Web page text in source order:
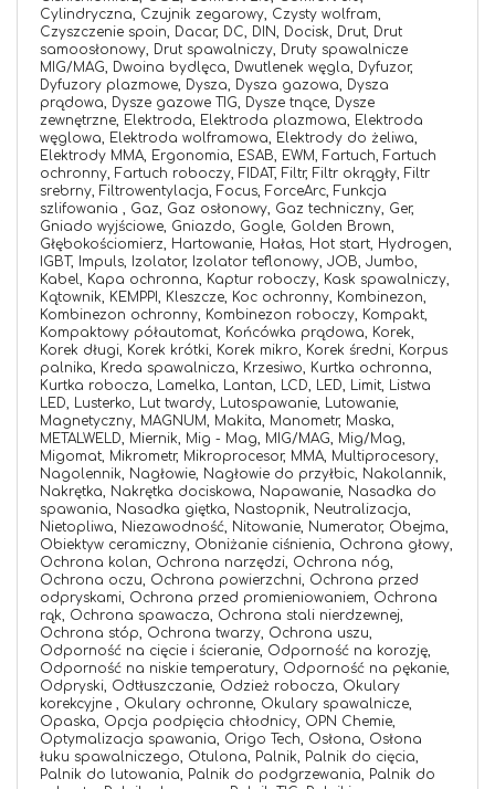
Cylindryczna, Czujnik zegarowy, Czysty wolfram,
Czyszczenie spoin, Dacar, DC, DIN, Docisk, Drut, Drut
samoosłonowy, Drut spawalniczy, Druty spawalnicze
MIG/MAG, Dwoina bydlęca, Dwutlenek węgla, Dyfuzor,
Dyfuzory plazmowe, Dysza, Dysza gazowa, Dysza
prądowa, Dysze gazowe TIG, Dysze tnące, Dysze
zewnętrzne, Elektroda, Elektroda plazmowa, Elektroda
węglowa, Elektroda wolframowa, Elektrody do żeliwa,
Elektrody MMA, Ergonomia, ESAB, EWM, Fartuch, Fartuch
ochronny, Fartuch roboczy, FIDAT, Filtr, Filtr okrągły, Filtr
srebrny, Filtrowentylacja, Focus, ForceArc, Funkcja
szlifowania , Gaz, Gaz osłonowy, Gaz techniczny, Ger,
Gniado wyjściowe, Gniazdo, Gogle, Golden Brown,
Głębokościomierz, Hartowanie, Hałas, Hot start, Hydrogen,
IGBT, Impuls, Izolator, Izolator teflonowy, JOB, Jumbo,
Kabel, Kapa ochronna, Kaptur roboczy, Kask spawalniczy,
Kątownik, KEMPPI, Kleszcze, Koc ochronny, Kombinezon,
Kombinezon ochronny, Kombinezon roboczy, Kompakt,
Kompaktowy półautomat, Końcówka prądowa, Korek,
Korek długi, Korek krótki, Korek mikro, Korek średni, Korpus
palnika, Kreda spawalnicza, Krzesiwo, Kurtka ochronna,
Kurtka robocza, Lamelka, Lantan, LCD, LED, Limit, Listwa
LED, Lusterko, Lut twardy, Lutospawanie, Lutowanie,
Magnetyczny, MAGNUM, Makita, Manometr, Maska,
METALWELD, Miernik, Mig - Mag, MIG/MAG, Mig/Mag,
Migomat, Mikrometr, Mikroprocesor, MMA, Multiprocesory,
Nagolennik, Nagłowie, Nagłowie do przyłbic, Nakolannik,
Nakrętka, Nakrętka dociskowa, Napawanie, Nasadka do
spawania, Nasadka giętka, Nastopnik, Neutralizacja,
Nietopliwa, Niezawodność, Nitowanie, Numerator, Obejma,
Obiektyw ceramiczny, Obniżanie ciśnienia, Ochrona głowy,
Ochrona kolan, Ochrona narzędzi, Ochrona nóg,
Ochrona oczu, Ochrona powierzchni, Ochrona przed
odpryskami, Ochrona przed promieniowaniem, Ochrona
rąk, Ochrona spawacza, Ochrona stali nierdzewnej,
Ochrona stóp, Ochrona twarzy, Ochrona uszu,
Odporność na cięcie i ścieranie, Odporność na korozję,
Odporność na niskie temperatury, Odporność na pękanie,
Odpryski, Odtłuszczanie, Odzież robocza, Okulary
korekcyjne , Okulary ochronne, Okulary spawalnicze,
Opaska, Opcja podpięcia chłodnicy, OPN Chemie,
Optymalizacja spawania, Origo Tech, Osłona, Osłona
łuku spawalniczego, Otulona, Palnik, Palnik do cięcia,
Palnik do lutowania, Palnik do podgrzewania, Palnik do